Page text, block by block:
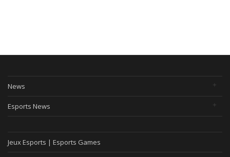
News
Esports News
Jeux Esports | Esports Games